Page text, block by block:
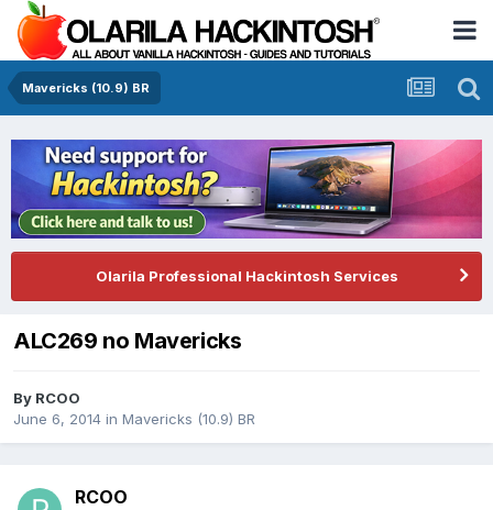
Mavericks (10.9) BR
Olarila Professional Hackintosh Services
ALC269 no Mavericks
By RCOO
June 6, 2014 in Mavericks (10.9) BR
RCOO